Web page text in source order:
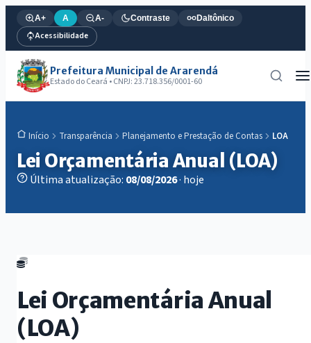
A+ A A- Contraste Daltônico
Acessibilidade
Prefeitura Municipal de Ararendá
Estado do Ceará • CNPJ: 23.718.356/0001-60
Início Transparência Planejamento e Prestação de Contas LOA
Lei Orçamentária Anual (LOA)
Última atualização: 08/08/2026· hoje
Lei Orçamentária Anual
(LOA)